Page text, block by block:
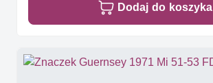
Dodaj do koszyka